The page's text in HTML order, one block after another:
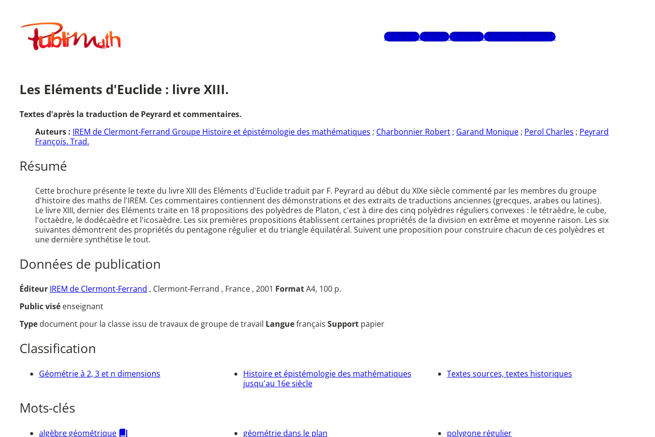
contenuPublimath
Mots-clésAuteursGlossaireRecherche avancée
Les Eléments d'Euclide : livre XIII.
Textes d'après la traduction de Peyrard et commentaires.
Auteurs : IREM de Clermont-Ferrand Groupe Histoire et épistémologie des mathématiques ; Charbonnier Robert ; Garand Monique ; Perol Charles ; Peyrard
François. Trad.
Résumé
Cette brochure présente le texte du livre XIII des Eléments d'Euclide traduit par F. Peyrard au début du XIXe siècle commenté par les membres du groupe
d'histoire des maths de l'IREM. Ces commentaires contiennent des démonstrations et des extraits de traductions anciennes (grecques, arabes ou latines).
Le livre XIII, dernier des Eléments traite en 18 propositions des polyèdres de Platon, c'est à dire des cinq polyèdres réguliers convexes : le tétraèdre, le cube,
l'octaèdre, le dodécaèdre et l'icosaèdre. Les six premières propositions établissent certaines propriétés de la division en extrême et moyenne raison. Les six
suivantes démontrent des propriétés du pentagone régulier et du triangle équilatéral. Suivent une proposition pour construire chacun de ces polyèdres et
une dernière synthétise le tout.
Données de publication
Éditeur IREM de Clermont-Ferrand , Clermont-Ferrand , France , 2001 FormatA4, 100 p.
Public visé enseignant
Type document pour la classe issu de travaux de groupe de travail Languefrançais Support papier
Classification
Géométrie à 2, 3 et n dimensions
Histoire et épistémologie des mathématiques
jusqu'au 16e siècle
Textes sources, textes historiques
Mots-clés
algèbre géométrique géométrie dans le plan polygone régulier